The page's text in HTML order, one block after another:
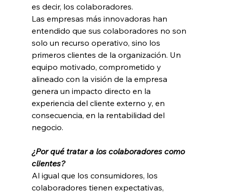
es decir, los colaboradores.
Las empresas más innovadoras han
entendido que sus colaboradores no son
solo un recurso operativo, sino los
primeros clientes de la organización. Un
equipo motivado, comprometido y
alineado con la visión de la empresa
genera un impacto directo en la
experiencia del cliente externo y, en
consecuencia, en la rentabilidad del
negocio.
¿Por qué tratar a los colaboradores como
clientes?
Al igual que los consumidores, los
colaboradores tienen expectativas,